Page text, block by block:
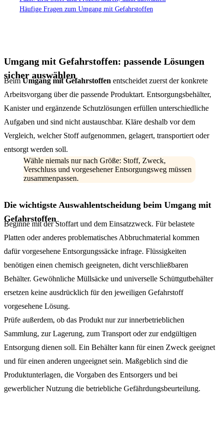
Umgang mit Gefahrstoffen: passende Lösungen
sicher auswählen
BeimUmgang mit Gefahrstoffen entscheidet zuerst der konkrete
Arbeitsvorgang über die passende Produktart. Entsorgungsbehälter,
Kanister und ergänzende Schutzlösungen erfüllen unterschiedliche
Aufgaben und sind nicht austauschbar. Kläre deshalb vor dem
Vergleich, welcher Stoff aufgenommen, gelagert, transportiert oder
entsorgt werden soll.
Wähle niemals nur nach Größe: Stoff, Zweck,
Verschluss und vorgesehener Entsorgungsweg müssen
zusammenpassen.
Die wichtigste Auswahlentscheidung beim Umgang mit
Gefahrstoffen
Beginne mit der Stoffart und dem Einsatzzweck. Für belastete
Platten oder anderes problematisches Abbruchmaterial kommen
dafür vorgesehene Entsorgungssäcke infrage. Flüssigkeiten
benötigen einen chemisch geeigneten, dicht verschließbaren
Behälter. Gewöhnliche Müllsäcke und universelle Schüttgutbehälter
ersetzen keine ausdrücklich für den jeweiligen Gefahrstoff
vorgesehene Lösung.
Prüfe außerdem, ob das Produkt nur zur innerbetrieblichen
Sammlung, zur Lagerung, zum Transport oder zur endgültigen
Entsorgung dienen soll. Ein Behälter kann für einen Zweck geeignet
und für einen anderen ungeeignet sein. Maßgeblich sind die
Produktunterlagen, die Vorgaben des Entsorgers und bei
gewerblicher Nutzung die betriebliche Gefährdungsbeurteilung.
Häufige Fragen zum Umgang mit Gefahrstoffen